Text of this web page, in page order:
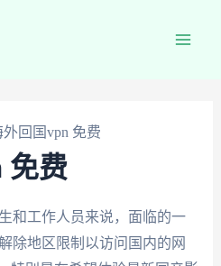
外回国vpn 免费
免费
和工作人员来说，面临的一
除地区限制以访问国内的网